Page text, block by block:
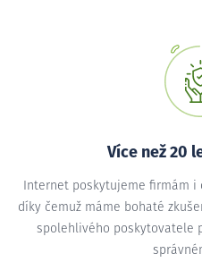
Více než 20
Internet poskytujeme firmám i
díky čemuž máme bohaté
spolehlivého poskytovatele